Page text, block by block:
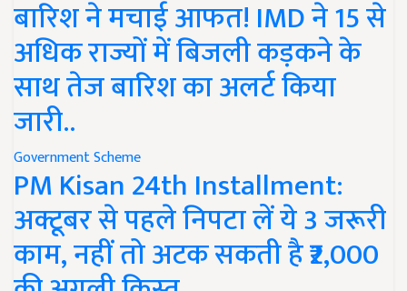
बारिश ने मचाई आफत! IMD ने 15 से
अधिक राज्यों में बिजली कड़कने के
साथ तेज बारिश का अलर्ट किया
जारी..
Government Scheme
PM Kisan 24th Installment:
अक्टूबर से पहले निपटा लें ये 3 जरूरी
काम, नहीं तो अटक सकती है ₹2,000